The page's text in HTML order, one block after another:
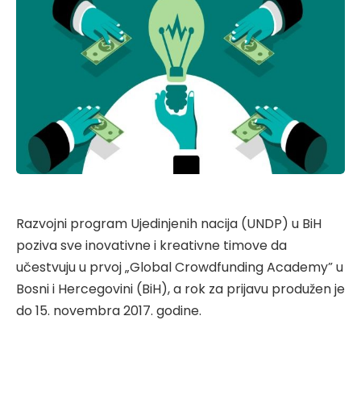
Razvojni program Ujedinjenih nacija (UNDP) u BiH
poziva sve inovativne i kreativne timove da
učestvuju u prvoj „Global Crowdfunding Academy” u
Bosni i Hercegovini (BiH), a rok za prijavu produžen je
do 15. novembra 2017. godine.